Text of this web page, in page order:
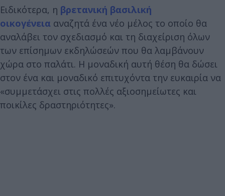
Ειδικότερα, η βρετανική βασιλική
οικογένεια αναζητά ένα νέο μέλος το οποίο θα
αναλάβει τον σχεδιασμό και τη διαχείριση όλων
των επίσημων εκδηλώσεών που θα λαμβάνουν
χώρα στο παλάτι. Η μοναδική αυτή θέση θα δώσει
στον ένα και μοναδικό επιτυχόντα την ευκαιρία να
«συμμετάσχει στις πολλές αξιοσημείωτες και
ποικίλες δραστηριότητες».